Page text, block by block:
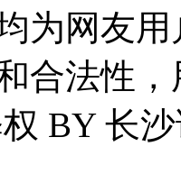
为网友
合法性
BY 长